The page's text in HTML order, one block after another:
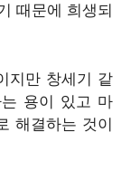
때문에 희생되
지만 창세기 같
용이 ​​있고 마
해결하는 것이